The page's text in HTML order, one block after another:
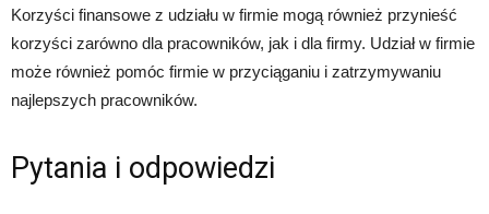
Korzyści finansowe z udziału w firmie mogą również przynieść
korzyści zarówno dla pracowników, jak i dla firmy. Udział w firmie
może również pomóc firmie w przyciąganiu i zatrzymywaniu
najlepszych pracowników.
Pytania i odpowiedzi